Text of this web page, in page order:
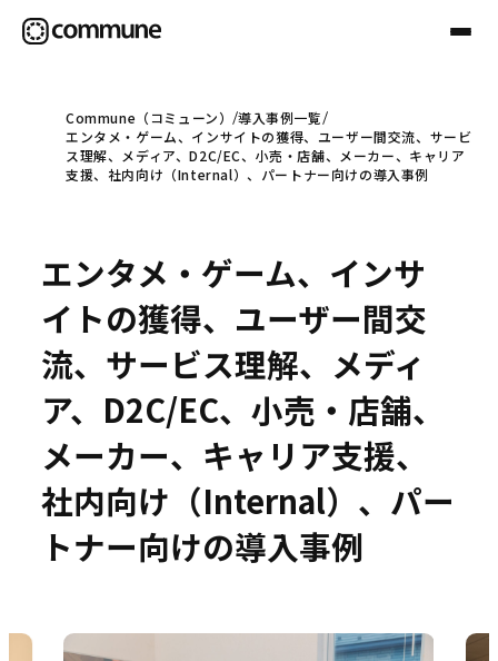
Communeについて
事例
お役立ち情報
Commune（コミューン）
導入事例一覧
エンタメ・ゲーム、インサイトの獲得、ユーザー間交流、サービ
ス理解、メディア、D2C/EC、小売・店舗、メーカー、キャリア
支援、社内向け（Internal）、パートナー向けの導入事例
エンタメ・ゲーム、インサ
イトの獲得、ユーザー間交
流、サービス理解、メディ
ア、D2C/EC、小売・店舗、
メーカー、キャリア支援、
社内向け（Internal）、パー
トナー向けの導入事例